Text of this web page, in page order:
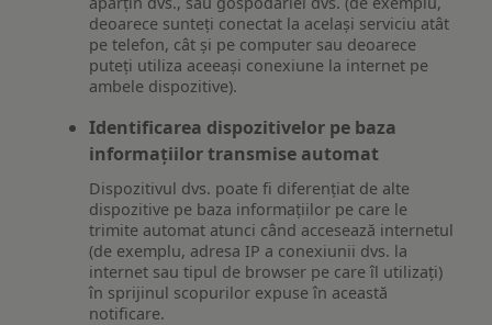
deoarece sunteți conectat la același serviciu atât
pe telefon, cât și pe computer sau deoarece
puteți utiliza aceeași conexiune la internet pe
ambele dispozitive).
Identificarea dispozitivelor pe baza
informațiilor transmise automat
Dispozitivul dvs. poate fi diferențiat de alte
dispozitive pe baza informațiilor pe care le
trimite automat atunci când accesează internetul
(de exemplu, adresa IP a conexiunii dvs. la
internet sau tipul de browser pe care îl utilizați)
în sprijinul scopurilor expuse în această
notificare.